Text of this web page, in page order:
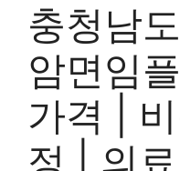
충청남
암면임
가격 |
정 | 의